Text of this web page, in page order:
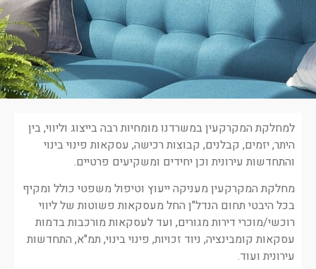
למחלקת המקרקעין במשרדנו מומחיות רבה בייצוג וליווי, בין
היתר, יזמים, קבלנים, קבוצות רכישה, עסקאות פינוי בינוי
והתחדשות עירונית וכן יחידים ומשקיעים פרטיים.
מחלקת המקרקעין מעניקה ייעוץ וטיפול משפטי כולל ומקיף
בכל היבטי תחום הנדל"ן החל מעסקאות פשוטות של ליווי
רוכשי/מוכרי דירות מגורים, ועד לעסקאות מורכבות בדמות
עסקאות קומבינציה, ניוד זכויות, פינוי בינוי, תמ"א, התחדשות
עירונית ועוד.